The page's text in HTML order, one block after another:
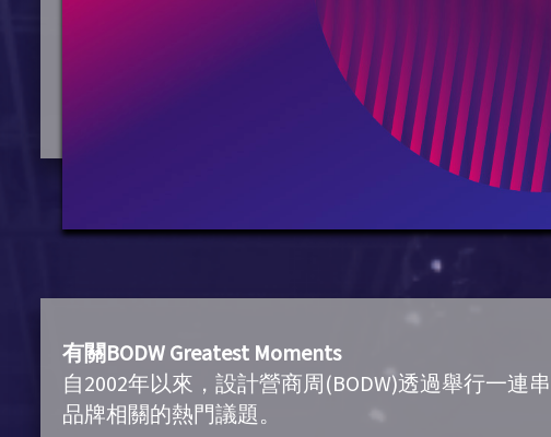
有關BODW Greatest Moments
自2002年以來，設計營商周(BODW)透過舉行一連串
品牌相關的熱門議題。